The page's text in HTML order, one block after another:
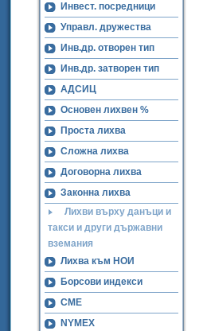
Инвест. посредници
Управл. дружества
Инв.др. отворен тип
Инв.др. затворен тип
АДСИЦ
Основен лихвен %
Проста лихва
Сложна лихва
Договорна лихва
Законна лихва
Лихви върху данъци и
такси и други държавни
вземания
Лихва към НОИ
Борсови индекси
CME
NYMEX